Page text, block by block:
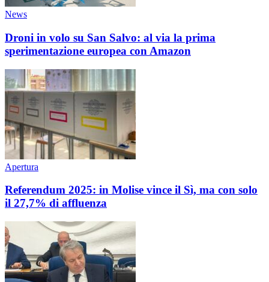
News
Droni in volo su San Salvo: al via la prima
sperimentazione europea con Amazon
Apertura
Referendum 2025: in Molise vince il Sì, ma con solo
il 27,7% di affluenza